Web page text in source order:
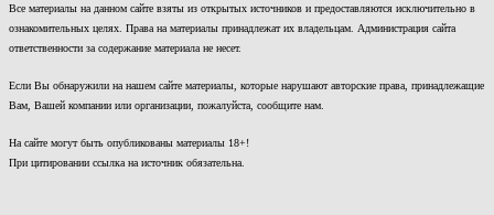
Все материалы на данном сайте взяты из открытых источников и предоставляются исключительно в
ознакомительных целях. Права на материалы принадлежат их владельцам. Администрация сайта
ответственности за содержание материала не несет.
Если Вы обнаружили на нашем сайте материалы, которые нарушают авторские права, принадлежащие
Вам, Вашей компании или организации, пожалуйста, сообщите нам.
На сайте могут быть опубликованы материалы 18+!
При цитировании ссылка на источник обязательна.